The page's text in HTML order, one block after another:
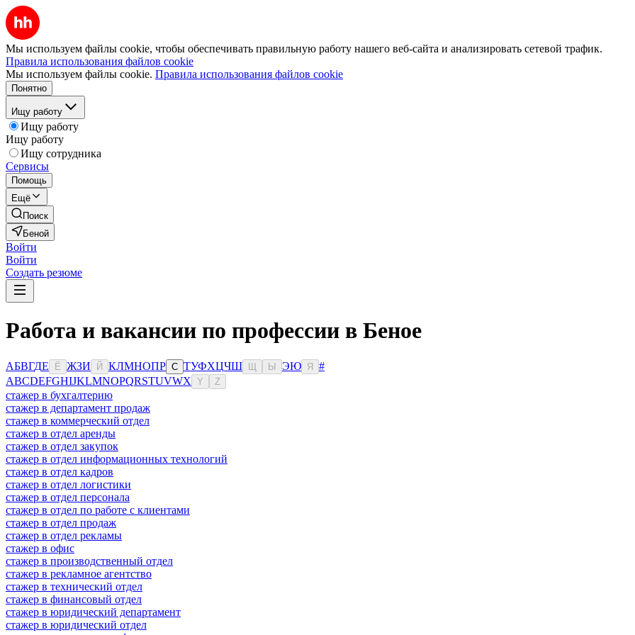
Мы используем файлы cookie, чтобы обеспечивать правильную работу нашего веб-сайта и анализировать сетевой трафик.
Правила использования файлов cookie
Мы используем файлы cookie. Правила использования файлов cookie
Понятно
Ищу работу
Ищу работу
Ищу работу
Ищу сотрудника
Сервисы
Помощь
Ещё
Поиск
Беной
Войти
Войти
Создать резюме
Работа и вакансии по профессии в Беное
АБВГДЕ Ё ЖЗИ Й КЛМНОПР С ТУФХЦЧШ Ы ЭЮ Я
#
ABCDEFGHIJKLMNOPQRSTUVWX Y Z
стажер в бухгалтерию
стажер в департамент продаж
стажер в коммерческий отдел
стажер в отдел аренды
стажер в отдел закупок
стажер в отдел информационных технологий
стажер в отдел кадров
стажер в отдел логистики
стажер в отдел персонала
стажер в отдел по работе с клиентами
стажер в отдел продаж
стажер в отдел рекламы
стажер в офис
стажер в производственный отдел
стажер в рекламное агентство
стажер в технический отдел
стажер в финансовый отдел
стажер в юридический департамент
стажер в юридический отдел